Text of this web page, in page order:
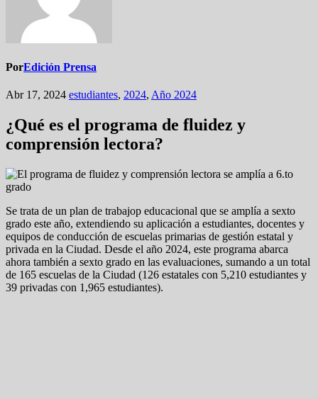
PorEdición Prensa
Abr 17, 2024 estudiantes, 2024, Año 2024
¿Qué es el programa de fluidez y
comprensión lectora?
Se trata de un plan de trabajop educacional que se amplía a sexto
grado este año, extendiendo su aplicación a estudiantes, docentes y
equipos de conducción de escuelas primarias de gestión estatal y
privada en la Ciudad. Desde el año 2024, este programa abarca
ahora también a sexto grado en las evaluaciones, sumando a un total
de 165 escuelas de la Ciudad (126 estatales con 5,210 estudiantes y
39 privadas con 1,965 estudiantes).